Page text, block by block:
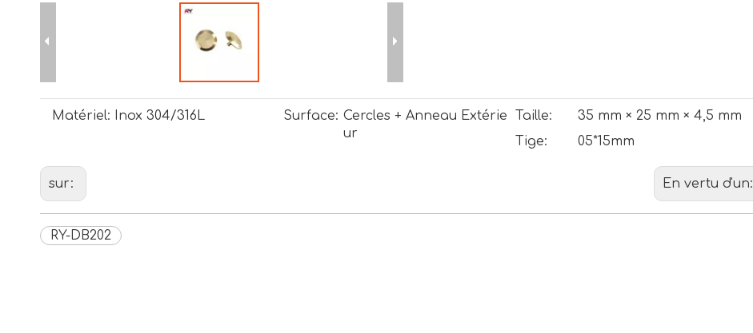
Matériel: Inox 304/316L Surface: Cercles + Anneau Extérie
ur
Taille:
35 mm × 25 mm × 4,5 mm
Tige:
05*15mm
sur: En vertu d'un:
RY-DB202